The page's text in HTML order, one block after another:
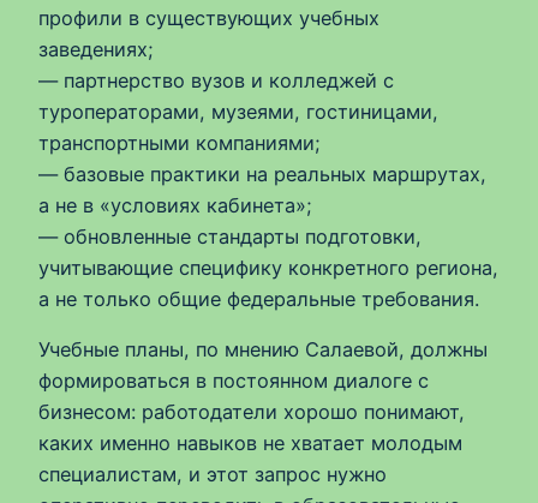
профили в существующих учебных
заведениях;
— партнерство вузов и колледжей с
туроператорами, музеями, гостиницами,
транспортными компаниями;
— базовые практики на реальных маршрутах,
а не в «условиях кабинета»;
— обновленные стандарты подготовки,
учитывающие специфику конкретного региона,
а не только общие федеральные требования.
Учебные планы, по мнению Салаевой, должны
формироваться в постоянном диалоге с
бизнесом: работодатели хорошо понимают,
каких именно навыков не хватает молодым
специалистам, и этот запрос нужно